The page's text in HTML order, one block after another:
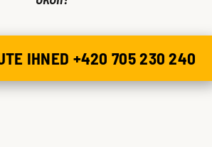
IHNED +420 705 230 240